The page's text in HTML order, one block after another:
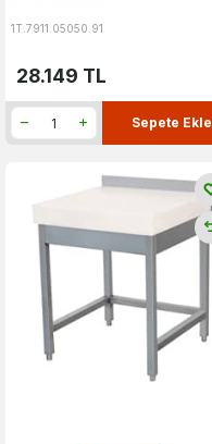
1T.7911.05050.91
28.149 TL
Sepete Ekle